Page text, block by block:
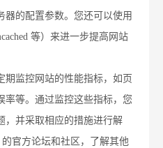
器的配置参数。您还可以使用
等）来进一步提高网站
期监控网站的性能指标，如页
率等。通过监控这些指标，您
，并采取相应的措施进行解
官方论坛和社区，了解其他